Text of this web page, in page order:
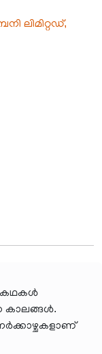
ലിമിറ്റഡ്,
കാലങ്ങൾ.